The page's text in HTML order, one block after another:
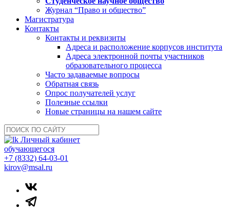
Журнал “Право и общество”
Магистратура
Контакты
Контакты и реквизиты
Адреса и расположение корпусов института
Адреса электронной почты участников
образовательного процесса
Часто задаваемые вопросы
Обратная связь
Опрос получателей услуг
Полезные ссылки
Новые страницы на нашем сайте
Личный кабинет
обучающегося
+7 (8332) 64-03-01
kirov@msal.ru